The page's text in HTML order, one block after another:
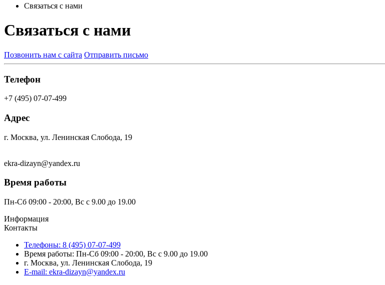
Связаться с нами
Связаться с нами
Позвонить нам с сайта Отправить письмо
Телефон
+7 (495) 07-07-499
Адрес
г. Москва, ул. Ленинская Слобода, 19
ekra-dizayn@yandex.ru
Время работы
Пн-Сб 09:00 - 20:00, Вс с 9.00 до 19.00
Информация
Контакты
Телефоны: 8 (495) 07-07-499
Время работы: Пн-Сб 09:00 - 20:00, Вс с 9.00 до 19.00
г. Москва, ул. Ленинская Слобода, 19
E-mail: ekra-dizayn@yandex.ru